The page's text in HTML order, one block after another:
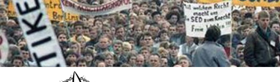
Zum
Inhalt
springen